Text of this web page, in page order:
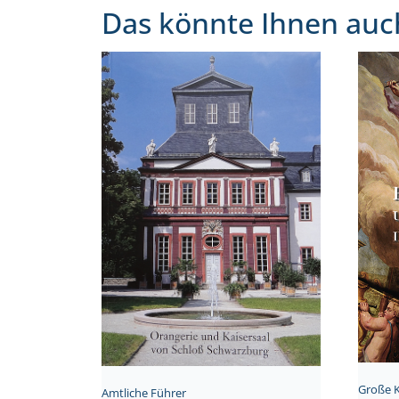
Das könnte Ihnen
Amtliche Führer Große